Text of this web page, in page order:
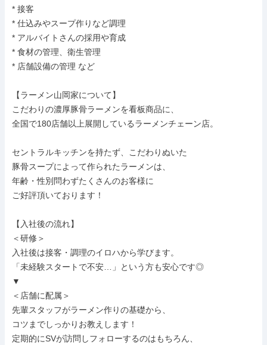
* 接客
* 仕込みやスープ作りなど調理
* アルバイトさんの採用や育成
* 食材の管理、衛生管理
* 店舗設備の管理 など
【ラーメン山岡家について】
こだわりの濃厚豚骨ラーメンを看板商品に、
全国で180店舗以上展開しているラーメンチェーン店。
セントラルキッチンを持たず、こだわりぬいた
豚骨スープによって作られたラーメンは、
年齢・性別問わずたくさんのお客様に
ご好評頂いております！
【入社後の流れ】
＜研修＞
入社後は接客・調理のイロハから学びます。
「未経験スタートで不安…」という方も安心です◎
▼
＜店舗に配属＞
先輩スタッフがラーメン作りの基礎から、
コツまでしっかりお教えします！
定期的にSVが訪問しフォローするのはもちろん、